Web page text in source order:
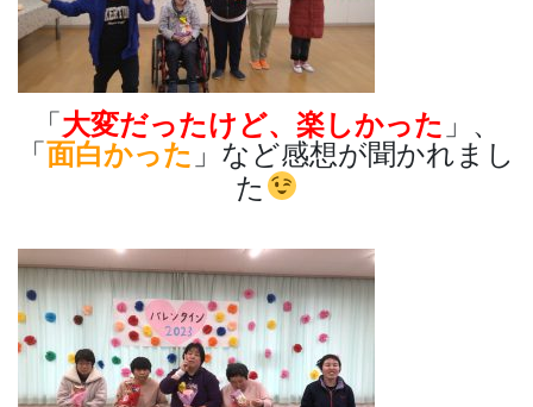
「大変だったけど、楽しかった 」、
「面白かった 」など感想が聞かれまし
た